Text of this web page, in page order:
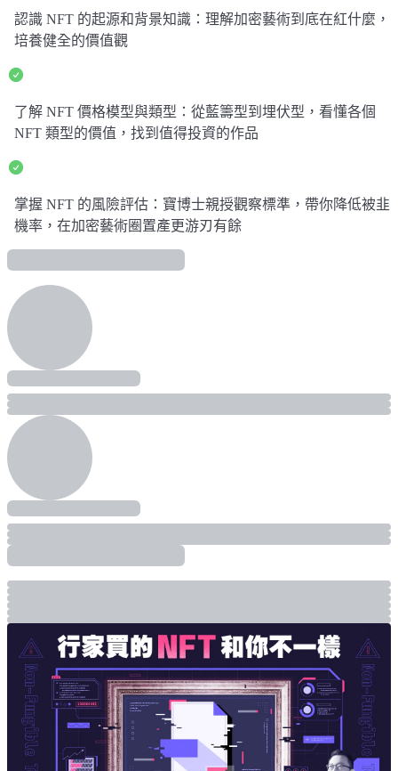
認識 NFT 的起源和背景知識：理解加密藝術到底在紅什麼，
培養健全的價值觀
了解 NFT 價格模型與類型：從藍籌型到埋伏型，看懂各個
NFT 類型的價值，找到值得投資的作品
掌握 NFT 的風險評估：寶博士親授觀察標準，帶你降低被韭
機率，在加密藝術圈置產更游刃有餘